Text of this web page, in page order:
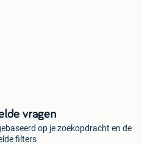
vragen
op je zoekopdracht en de
filters